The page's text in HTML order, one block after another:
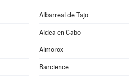
Albarreal de Tajo
Aldea en Cabo
Almorox
Barcience